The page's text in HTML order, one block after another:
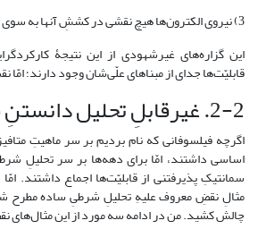
3) نیروی الکترون‌ها هیچ نقشی در کششِ آنها به سوی پروتون‌ها ایفا نمی‌کند.
این گزاره‌های غیرشهودی از این نتیجۀ
قابلیّت‌ها جدای از مبناهای علّی‌شان وجود دارند؛ امّا
2-2. غیرقابلِ تحلیل دانستنِ قابلیّت‌ها
اگرچه فیلسوفانی که نام بردیم بر سر ماهیتِ
اساسی داشتند، امّا برای دهه‌ها بر سر تحلیلِ
مثالِ نقضِ معروف علیهِ تحلیلِ شرطیِ ساده مطرح
چالش کشید. من در ادامه سه مورد از این مثال‌های